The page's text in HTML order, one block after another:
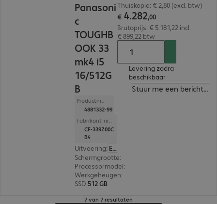
Panasoni
c
TOUGHB
OOK 33
mk4 i5
16/512G
B
Productnr.:
4881332-99
Fabrikant-nr.:
CF-339Z00C
B4
Uitvoering: Europa (Engels)
Schermgrootte:
Processormodel:
Werkgeheugen:
SSD:512 GB
Thuiskopie: € 2,80 (excl. btw)
€ 4.282,00
Brutoprijs: € 5.181,22 incl.
€ 899,22 btw
Levering zodra
beschikbaar
Stuur me een bericht
7 van 7 resultaten